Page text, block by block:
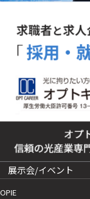
展示会/イベント
OPIE